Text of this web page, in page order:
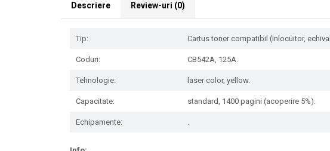
Descriere Review-uri (0)
Tip: Cartus toner compatibil (inlocuitor,
Coduri: CB542A, 125A.
Tehnologie: laser color, yellow.
Capacitate: standard, 1400 pagini (acoperire 5%).
Echipamente: .